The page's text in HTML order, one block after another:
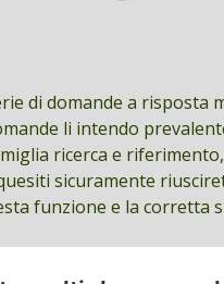
di domande a risposta
li intendo
ricerca e
sicuramente
funzione e la corretta